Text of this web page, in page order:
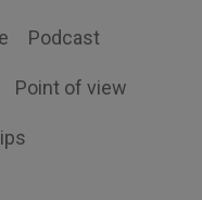
Podcast
Point of view